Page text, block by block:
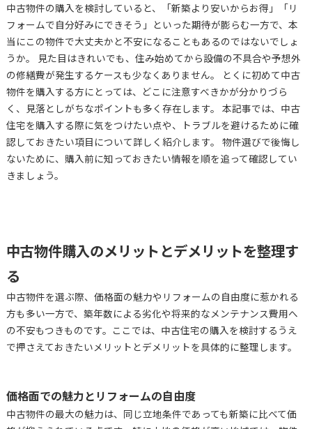
中古物件の購入を検討していると、「新築より安いからお得」「リ
フォームで自分好みにできそう」といった期待が膨らむ一方で、本
当にこの物件で大丈夫かと不安になることもあるのではないでしょ
うか。 見た目はきれいでも、住み始めてから設備の不具合や予想外
の修繕費が発生するケースも少なくありません。 とくに初めて中古
物件を購入する方にとっては、どこに注意すべきかが分かりづら
く、見落としがちなポイントも多く存在します。 本記事では、中古
住宅を購入する際に気をつけたい点や、トラブルを避けるために確
認しておきたい項目について詳しく紹介します。 物件選びで後悔し
ないために、購入前に知っておきたい情報を順を追って確認してい
きましょう。
中古物件購入のメリットとデメリットを整理す
る
中古物件を選ぶ際、価格面の魅力やリフォームの自由度に惹かれる
方も多い一方で、築年数による劣化や将来的なメンテナンス費用へ
の不安もつきものです。ここでは、中古住宅の購入を検討するうえ
で押さえておきたいメリットとデメリットを具体的に整理します。
価格面での魅力とリフォームの自由度
中古物件の最大の魅力は、同じ立地条件であっても新築に比べて価